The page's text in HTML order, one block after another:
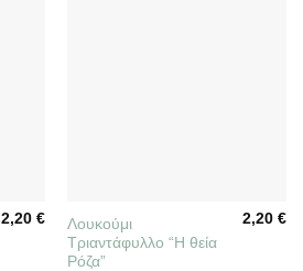
2,20€
Λουκούμι
Τριαντάφυλλο “Η θεία
Ρόζα”
2,20€